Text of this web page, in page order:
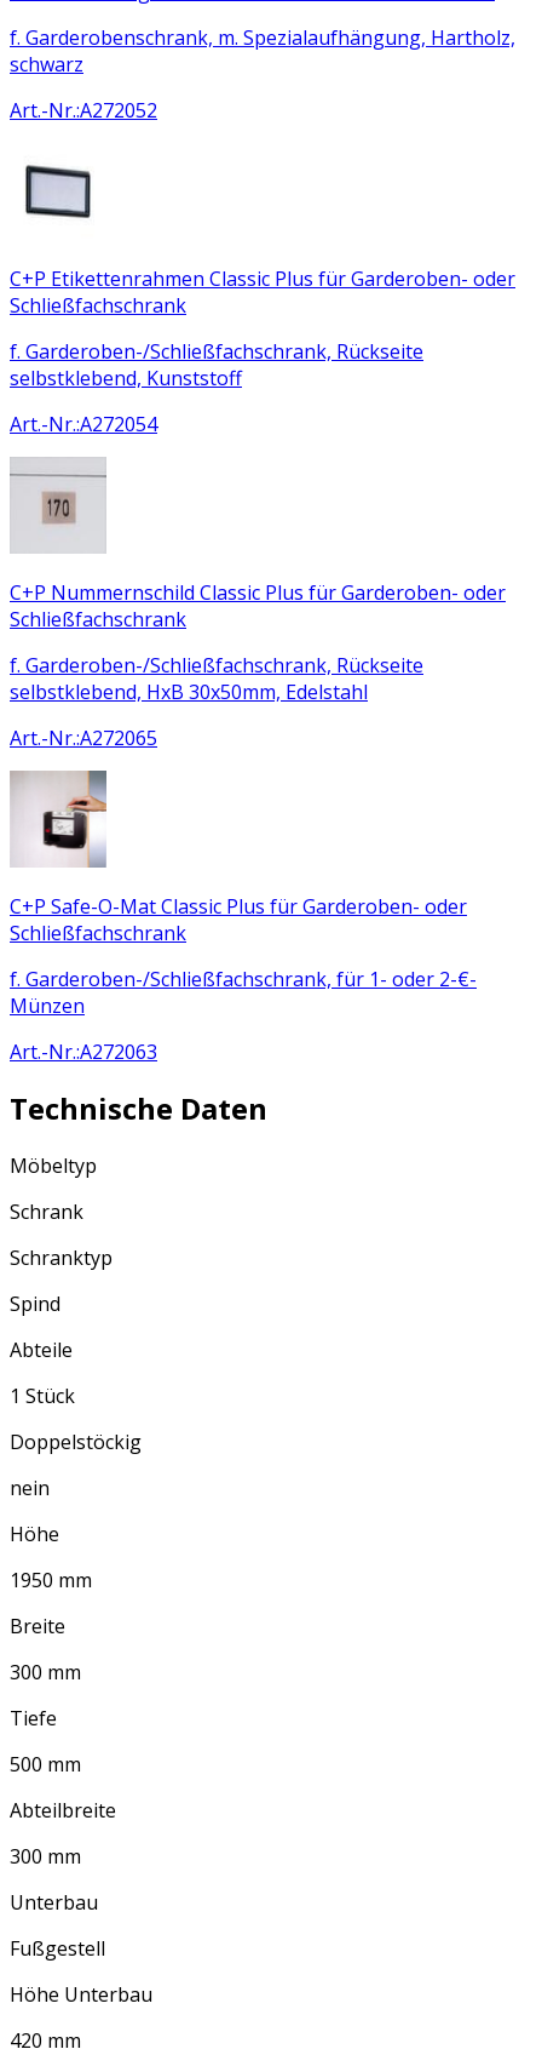
f. Garderobenschrank, m. Spezialaufhängung, Hartholz,
schwarz
Art.-Nr.:A272052
C+P Etikettenrahmen Classic Plus für Garderoben- oder
Schließfachschrank
f. Garderoben-/Schließfachschrank, Rückseite
selbstklebend, Kunststoff
Art.-Nr.:A272054
C+P Nummernschild Classic Plus für Garderoben- oder
Schließfachschrank
f. Garderoben-/Schließfachschrank, Rückseite
selbstklebend, HxB 30x50mm, Edelstahl
Art.-Nr.:A272065
C+P Safe-O-Mat Classic Plus für Garderoben- oder
Schließfachschrank
f. Garderoben-/Schließfachschrank, für 1- oder 2-€-
Münzen
Art.-Nr.:A272063
Technische Daten
Möbeltyp
Schrank
Schranktyp
Spind
Abteile
1 Stück
Doppelstöckig
nein
Höhe
1950 mm
Breite
300 mm
Tiefe
500 mm
Abteilbreite
300 mm
Unterbau
Fußgestell
Höhe Unterbau
420 mm